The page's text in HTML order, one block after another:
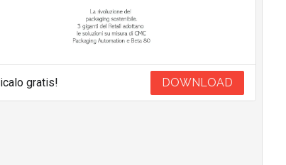
gratis! DOWNLOAD